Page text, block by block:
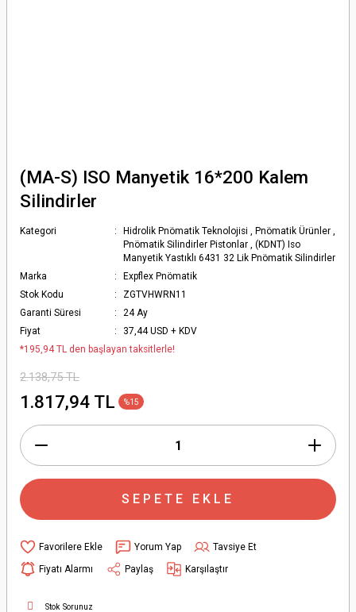
(MA-S) ISO Manyetik 16*200 Kalem
Silindirler
Kategori Hidrolik Pnömatik Teknolojisi , Pnömatik Ürünler ,
Pnömatik Silindirler Pistonlar ,(KDNT) Iso
Manyetik Yastıklı 6431 32 Lik Pnömatik Silindirler
Marka
Expflex Pnömatik
Stok Kodu
ZGTVHWRN11
Garanti Süresi
24 Ay
Fiyat
37,44 USD + KDV
*195,94 TL den başlayan taksitlerle!
2.138,75 TL
1.817,94 TL %15
SEPETE EKLE
Yorum Yap
Tavsiye Et
Fiyatı Alarmı
Paylaş Karşılaştır
Stok Sorunuz